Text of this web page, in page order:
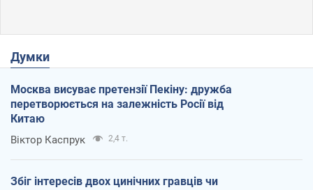
Думки
Москва висуває претензії Пекіну: дружба
перетворюється на залежність Росії від
Китаю
Віктор Каспрук 2,4 т.
Збіг інтересів двох цинічних гравців чи